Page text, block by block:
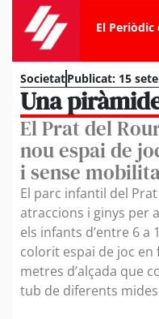
El
SocietatPublicat: 15
Una
El Prat del
nou espai de
i sense
El parc infantil del
atraccions i ginys per
els infants d’entre 6 a
colorit espai de joc
metres d’alçada que
tub de diferents